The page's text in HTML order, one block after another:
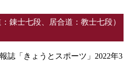
錬士七段、居合道：教士七段）
「きょうとスポーツ」2022年3